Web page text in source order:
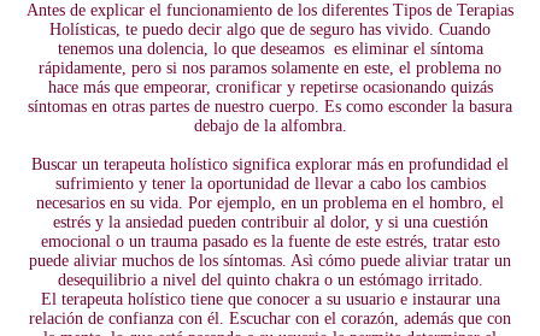
Antes de explicar el funcionamiento de los diferentes Tipos de Terapias
Holísticas, te puedo decir algo que de seguro has vivido. Cuando
tenemos una dolencia, lo que deseamos es eliminar el síntoma
rápidamente, pero si nos paramos solamente en este, el problema no
hace más que empeorar, cronificar y repetirse ocasionando quizás
síntomas en otras partes de nuestro cuerpo. Es como esconder la basura
debajo de la alfombra.
Buscar un terapeuta holístico significa explorar más en profundidad el
sufrimiento y tener la oportunidad de llevar a cabo los cambios
necesarios en su vida. Por ejemplo, en un problema en el hombro, el
estrés y la ansiedad pueden contribuir al dolor, y si una cuestión
emocional o un trauma pasado es la fuente de este estrés, tratar esto
puede aliviar muchos de los síntomas. Asì cómo puede aliviar tratar un
desequilibrio a nivel del quinto chakra o un estómago irritado.
El terapeuta holístico tiene que conocer a su usuario e instaurar una
relación de confianza con él. Escuchar con el corazón, además que con